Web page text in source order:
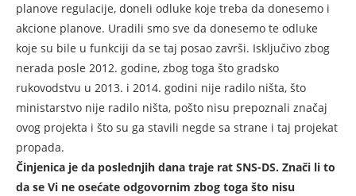
planove regulacije, doneli odluke koje treba da donesemo i
akcione planove. Uradili smo sve da donesemo te odluke
koje su bile u funkciji da se taj posao završi. Isključivo zbog
nerada posle 2012. godine, zbog toga što gradsko
rukovodstvu u 2013. i 2014. godini nije radilo ništa, što
ministarstvo nije radilo ništa, pošto nisu prepoznali značaj
ovog projekta i što su ga stavili negde sa strane i taj projekat
propada.
Činjenica je da poslednjih dana traje rat SNS-DS. Znači li to
da se Vi ne osećate odgovornim zbog toga što nisu